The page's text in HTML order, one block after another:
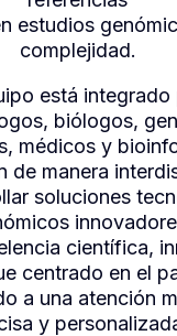
estudios
complejidad.
está integrado
biólogos,
médicos y
de manera
soluciones
científica,
centrado en el
a una atención
y